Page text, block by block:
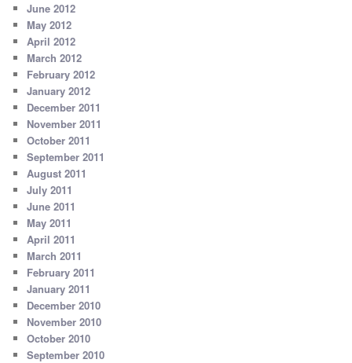
June 2012
May 2012
April 2012
March 2012
February 2012
January 2012
December 2011
November 2011
October 2011
September 2011
August 2011
July 2011
June 2011
May 2011
April 2011
March 2011
February 2011
January 2011
December 2010
November 2010
October 2010
September 2010